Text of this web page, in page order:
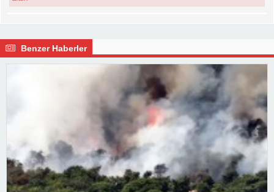
Benzer Haberler